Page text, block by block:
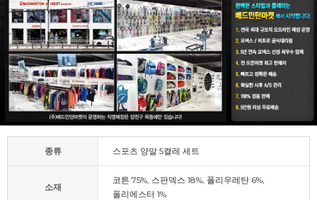
종류 스포츠 양말 5켤레 세트
소재
코튼 75%, 스판덱스 18%, 폴리우레탄 6%,
폴리에스터 1%